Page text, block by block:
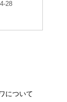
28
について